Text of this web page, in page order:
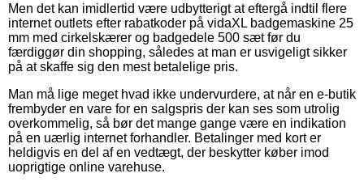
Men det kan imidlertid være udbytterigt at eftergå indtil flere
internet outlets efter rabatkoder på vidaXL badgemaskine 25
mm med cirkelskærer og badgedele 500 sæt før du
færdiggør din shopping, således at man er usvigeligt sikker
på at skaffe sig den mest betalelige pris.
Man må lige meget hvad ikke undervurdere, at når en e-butik
frembyder en vare for en salgspris der kan ses som utrolig
overkommelig, så bør det mange gange være en indikation
på en uærlig internet forhandler. Betalinger med kort er
heldigvis en del af en vedtægt, der beskytter køber imod
uoprigtige online varehuse.